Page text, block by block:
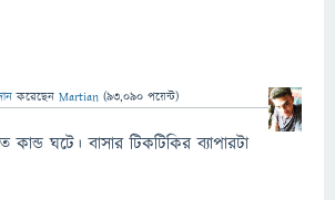
করেছেন Martian (93,090 পয়েন্ট)
ঘটে। বাসার টিকটিকির ব্যাপারটা